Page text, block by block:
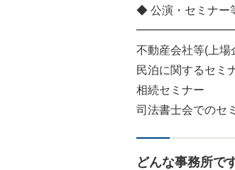
◆ 公演・セミナー
不動産会社等(上場
民泊に関するセミ
相続セミナー
司法書士会でのセ
どんな事務所で